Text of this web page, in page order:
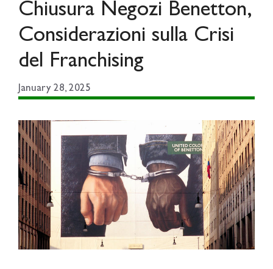
Chiusura Negozi Benetton,
Considerazioni sulla Crisi
del Franchising
January 28, 2025